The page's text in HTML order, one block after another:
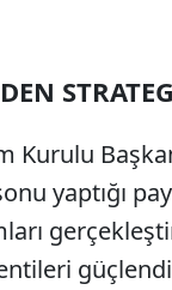
Kurulu
yaptığı